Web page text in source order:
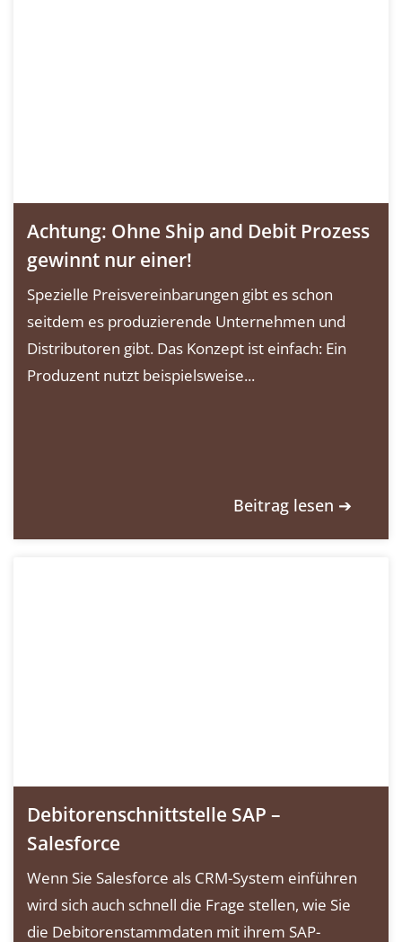
Achtung: Ohne Ship and Debit Prozess
gewinnt nur einer!
Spezielle Preisvereinbarungen gibt es schon
seitdem es produzierende Unternehmen und
Distributoren gibt. Das Konzept ist einfach: Ein
Produzent nutzt beispielsweise...
Beitrag lesen ➔
Debitorenschnittstelle SAP –
Salesforce
Wenn Sie Salesforce als CRM-System einführen
wird sich auch schnell die Frage stellen, wie Sie
die Debitorenstammdaten mit ihrem SAP-